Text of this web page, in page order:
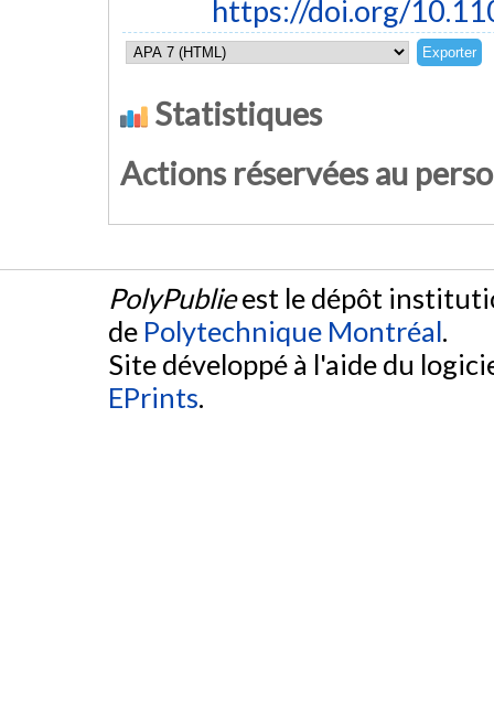
https://doi.org/
Statistiques
Actions réservées au
PolyPublieest le dépôt
de Polytechnique Montréal.
Site développé à l'aide du
EPrints.